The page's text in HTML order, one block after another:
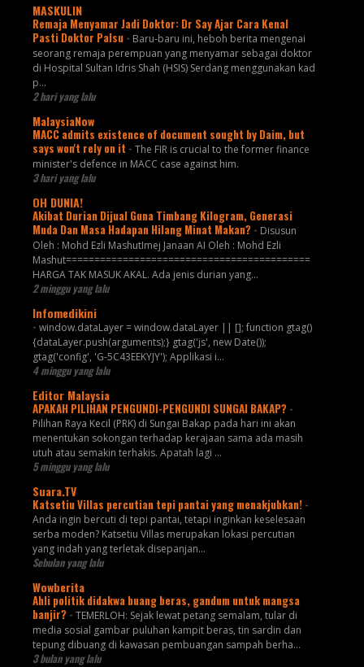
MASKULIN
Remaja Menyamar Jadi Doktor: Dr Say Ajar Cara Kenal
Pasti Doktor Palsu - Baru-baru ini, heboh berita mengenai
seorang remaja perempuan yang menyamar sebagai doktor
di Hospital Sultan Idris Shah (HSIS) Serdang menggunakan kad
p...
2 hari yang lalu
MalaysiaNow
MACC admits existence of document sought by Daim, but
says won't rely on it - The FIR is crucial to the former finance
minister's defence in MACC case against him.
3 hari yang lalu
OH DUNIA!
Akibat Durian Dijual Guna Timbang Kilogram, Generasi
Muda Dan Masa Hadapan Hilang Minat Makan? - Disusun
Oleh : Mohd Ezli MashutImej Janaan AI Oleh : Mohd Ezli
Mashut===========================================
HARGA TAK MASUK AKAL. Ada jenis durian yang...
2 minggu yang lalu
Infomedikini
- window.dataLayer = window.dataLayer || []; function gtag()
{dataLayer.push(arguments);} gtag('js', new Date());
gtag('config', 'G-5C43EEKYJY'); Applikasi i...
4 minggu yang lalu
Editor Malaysia
APAKAH PILIHAN PENGUNDI-PENGUNDI SUNGAI BAKAP? -
Pilihan Raya Kecil (PRK) di Sungai Bakap pada hari ini akan
menentukan sokongan terhadap kerajaan sama ada masih
utuh atau semakin terhakis. Apatah lagi ...
5 minggu yang lalu
Suara.TV
Katsetiu Villas percutian tepi pantai yang menakjubkan! -
Anda ingin bercuti di tepi pantai, tetapi inginkan keselesaan
serba moden? Katsetiu Villas merupakan lokasi percutian
yang indah yang terletak disepanjan...
Sebulan yang lalu
Wowberita
Ahli politik didakwa buang beras, gandum untuk mangsa
banjir? - TEMERLOH: Sejak lewat petang semalam, tular di
media sosial gambar puluhan kampit beras, tin sardin dan
tepung dibuang di kawasan pembuangan sampah berha...
3 bulan yang lalu